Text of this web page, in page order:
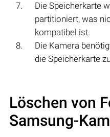
Die Speicherkarte
partitioniert, was
kompatibel ist.
Die Kamera
die Speicherkarte
Löschen von
Samsung-